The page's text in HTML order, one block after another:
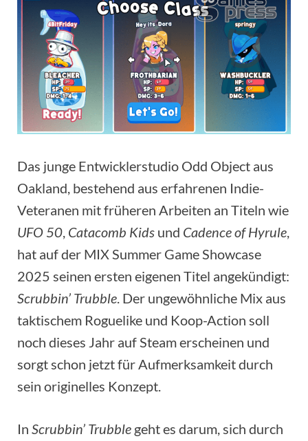
Das junge Entwicklerstudio Odd Object aus
Oakland, bestehend aus erfahrenen Indie-
Veteranen mit früheren Arbeiten an Titeln wie
UFO 50, Catacomb Kids und Cadence of Hyrule,
hat auf der MIX Summer Game Showcase
2025 seinen ersten eigenen Titel angekündigt:
Scrubbin’ Trubble. Der ungewöhnliche Mix aus
taktischem Roguelike und Koop-Action soll
noch dieses Jahr auf Steam erscheinen und
sorgt schon jetzt für Aufmerksamkeit durch
sein originelles Konzept.
In Scrubbin’ Trubble geht es darum, sich durch